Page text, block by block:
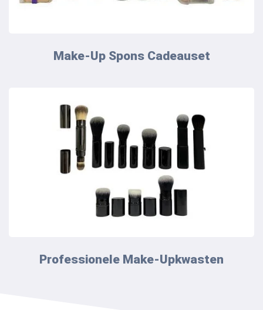
Make-Up Spons Cadeauset
Professionele Make-Upkwasten